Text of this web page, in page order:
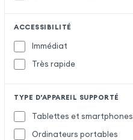
ACCESSIBILITÉ
Immédiat
Très rapide
TYPE D'APPAREIL SUPPORTÉ
Tablettes et smartphones
Ordinateurs portables